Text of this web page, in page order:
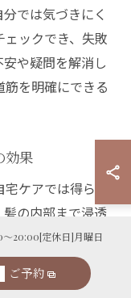
では気づきにく
ックでき、失敗
や疑問を解消し
を明確にできる
効果
ケアでは得られ
の内部まで浸透
ツヤや潤いを与
髪が弱くなりや
よる集中ケアが
20:00[定休日]月曜日
ご予約